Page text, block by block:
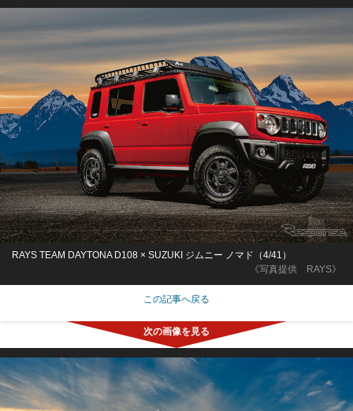
《写真提供 RAYS》
RAYS TEAM DAYTONA D108 × SUZUKI ジムニー ノマド（4/41）
この記事へ戻る